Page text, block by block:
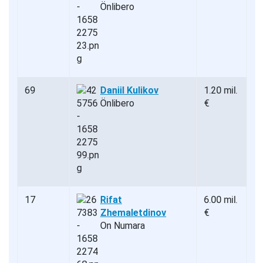
Önlibero
69
Daniil Kulikov
Önlibero
1.20 mil.
€
17
Rifat
Zhemaletdinov
On Numara
6.00 mil.
€